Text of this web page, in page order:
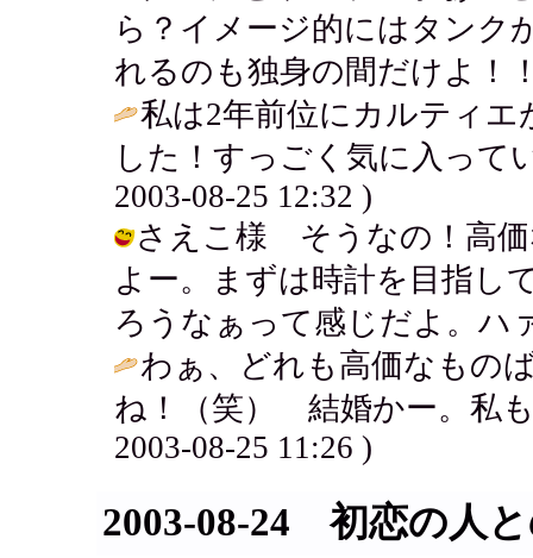
ら？イメージ的にはタンク
れるのも独身の間だけよ！
私は2年前位にカルティ
した！すっごく気に入っ
2003-08-25 12:32 )
さえこ様 そうなの！高価
よー。まずは時計を目指し
ろうなぁって感じだよ。ハ
わぁ、どれも高価なもの
ね！（笑） 結婚かー。私
2003-08-25 11:26 )
2003-08-24 初恋の人